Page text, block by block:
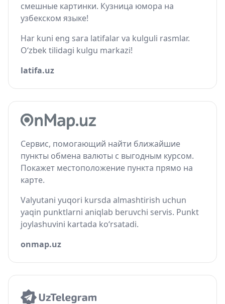
смешные картинки. Кузница юмора на
узбекском языке!
Har kuni eng sara latifalar va kulguli rasmlar.
O‘zbek tilidagi kulgu markazi!
latifa.uz
Сервис, помогающий найти ближайшие
пункты обмена валюты с выгодным курсом.
Покажет местоположение пункта прямо на
карте.
Valyutani yuqori kursda almashtirish uchun
yaqin punktlarni aniqlab beruvchi servis. Punkt
joylashuvini kartada ko‘rsatadi.
onmap.uz